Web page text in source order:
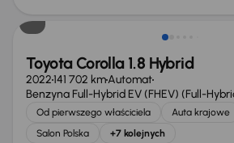
Toyota Corolla 1.8 Hybrid
2022141 702 kmAutomat
Benzyna Full-Hybrid EV (FHEV) (Full-
Od pierwszego właściciela Auta krajowe
Salon Polska
+7 kolejnych